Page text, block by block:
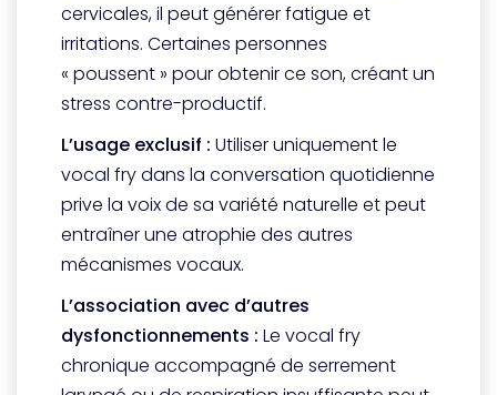
cervicales, il peut générer fatigue et
irritations. Certaines personnes
« poussent » pour obtenir ce son, créant un
stress contre-productif.
L’usage exclusif : Utiliser uniquement le
vocal fry dans la conversation quotidienne
prive la voix de sa variété naturelle et peut
entraîner une atrophie des autres
mécanismes vocaux.
L’association avec d’autres
dysfonctionnements : Le vocal fry
chronique accompagné de serrement